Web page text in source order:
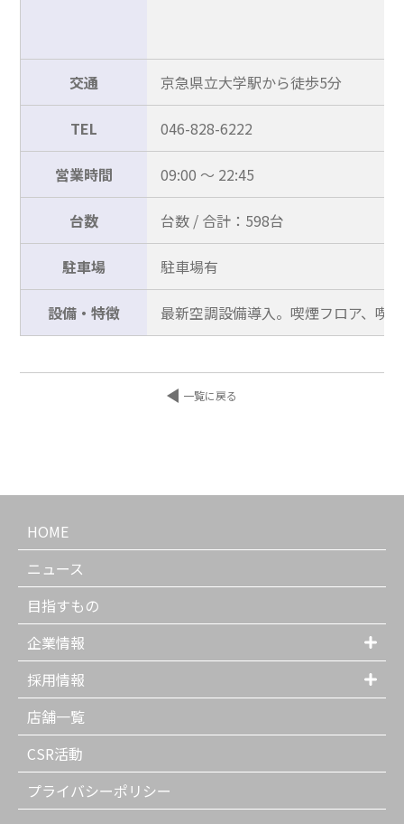
交通 京急県立大学駅から徒歩5分
TEL 046-828-6222
営業時間 09:00 ～ 22:45
台数 台数 / 合計：598台
駐車場 駐車場有
設備・特徴 最新空調設備導入。喫煙フロア、喫
一覧に戻る
HOME
ニュース
目指すもの
企業情報
採用情報
店舗一覧
CSR活動
プライバシーポリシー